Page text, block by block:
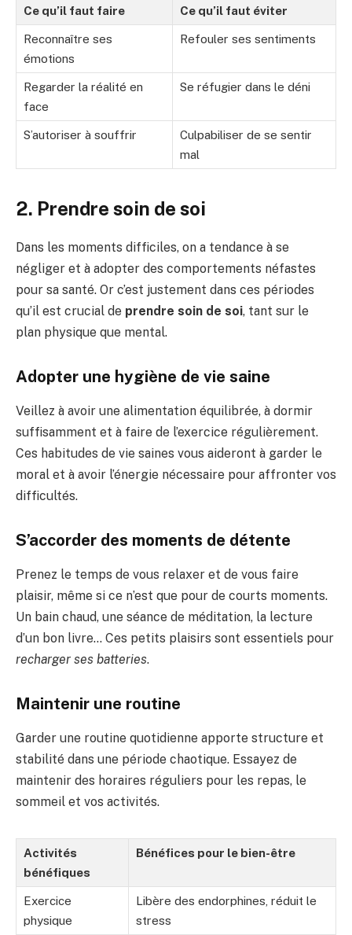
Ce qu’il faut faire Ce qu’il faut éviter
Reconnaître ses
émotions
Refouler ses sentiments
Regarder la réalité en
face
Se réfugier dans le déni
S’autoriser à souffrir
Culpabiliser de se sentir
mal
2. Prendre soin de soi
Dans les moments difficiles, on a tendance à se
négliger et à adopter des comportements néfastes
pour sa santé. Or c’est justement dans ces périodes
qu’il est crucial de prendre soin de soi, tant sur le
plan physique que mental.
Adopter une hygiène de vie saine
Veillez à avoir une alimentation équilibrée, à dormir
suffisamment et à faire de l’exercice régulièrement.
Ces habitudes de vie saines vous aideront à garder le
moral et à avoir l’énergie nécessaire pour affronter vos
difficultés.
S’accorder des moments de détente
Prenez le temps de vous relaxer et de vous faire
plaisir, même si ce n’est que pour de courts moments.
Un bain chaud, une séance de méditation, la lecture
d’un bon livre… Ces petits plaisirs sont essentiels pour
recharger ses batteries.
Maintenir une routine
Garder une routine quotidienne apporte structure et
stabilité dans une période chaotique. Essayez de
maintenir des horaires réguliers pour les repas, le
sommeil et vos activités.
Activités
bénéfiques
Bénéfices pour le bien-être
Exercice
physique
Libère des endorphines, réduit le
stress